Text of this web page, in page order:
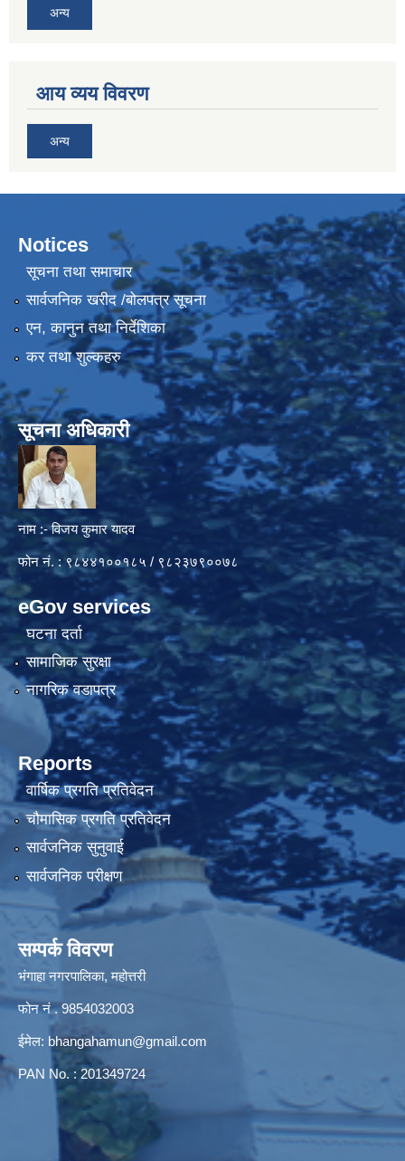
अन्य
आय व्यय विवरण
अन्य
Notices
सूचना तथा समाचार
सार्वजनिक खरीद /बोलपत्र सूचना
एन, कानुन तथा निर्देशिका
कर तथा शुल्कहरु
सूचना अधिकारी
नाम :- विजय कुमार यादव
फोन नं. : ९८४४१००१८५ / ९८२३७९००७८
eGov services
घटना दर्ता
सामाजिक सुरक्षा
नागरिक वडापत्र
Reports
वार्षिक प्रगति प्रतिवेदन
चौमासिक प्रगति प्रतिवेदन
सार्वजनिक सुनुवाई
सार्वजनिक परीक्षण
सम्पर्क विवरण
भंगाहा नगरपालिका, महोत्तरी
फोन नं . 9854032003
ईमेल: bhangahamun@gmail.com
PAN No. : 201349724